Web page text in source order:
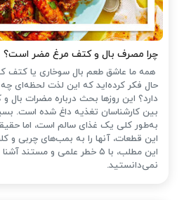
چرا مصرف بال و کتف مرغ مضر است؟
همه ما عاشق طعم بال سوخاری یا کتف
حال فکر کرده‌اید که این لذت لحظه‌ای
دارد؟ این روزها بحث درباره مضرات
بین کارشناسان تغذیه داغ شده است.
به‌طور کلی یک غذای سالم است، اما
این قطعات، آنها را به بمب‌های چربی و
این مطلب، با ۵ خطر علمی و
نمی‌دانستید.